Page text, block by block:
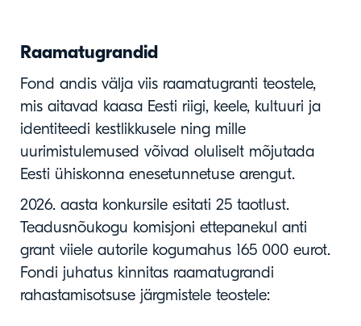
Raamatugrandid
Fond andis välja viis raamatugranti teostele,
mis aitavad kaasa Eesti riigi, keele, kultuuri ja
identiteedi kestlikkusele ning mille
uurimistulemused võivad oluliselt mõjutada
Eesti ühiskonna enesetunnetuse arengut.
2026. aasta konkursile esitati 25 taotlust.
Teadusnõukogu komisjoni ettepanekul anti
grant viiele autorile kogumahus 165 000 eurot.
Fondi juhatus kinnitas raamatugrandi
rahastamisotsuse järgmistele teostele: